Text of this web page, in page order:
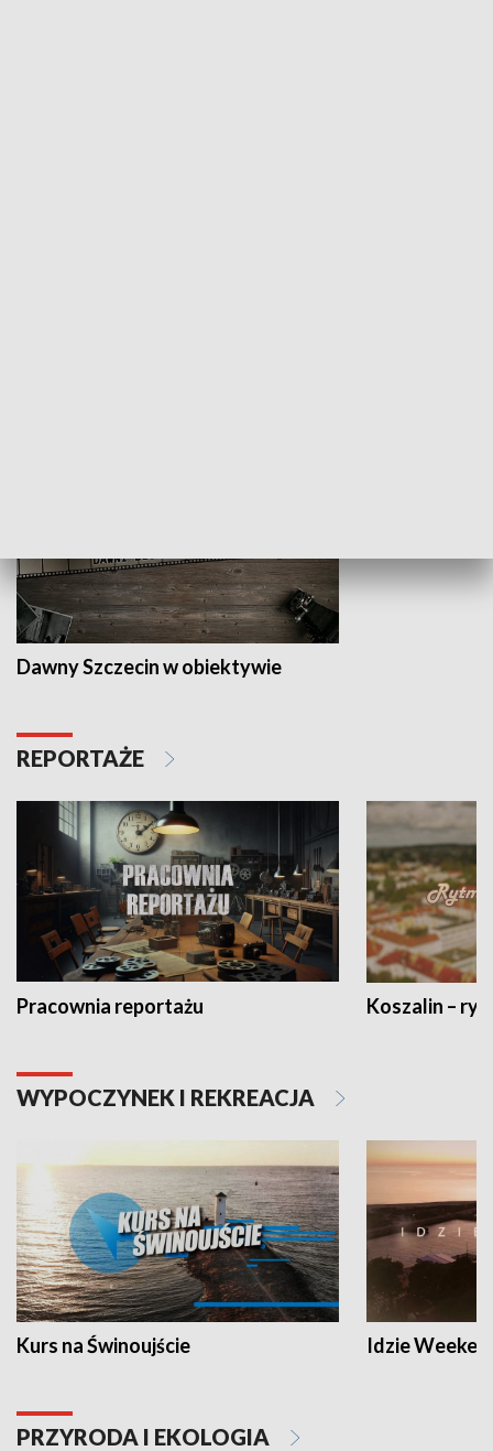
Dawny Szczecin w obiektywie
REPORTAŻE
Pracownia reportażu Koszalin –
WYPOCZYNEK I REKREACJA
Kurs na Świnoujście Idzie
PRZYRODA I EKOLOGIA